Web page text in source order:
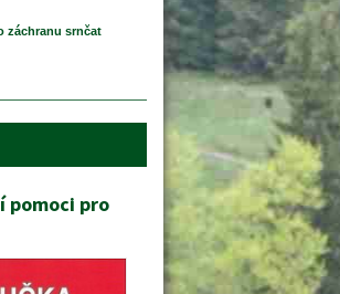
záchranu srnčat
pomoci pro